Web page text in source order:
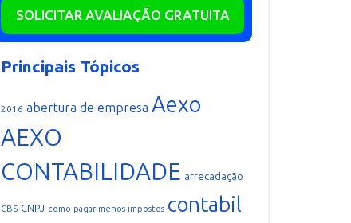
SOLICITAR AVALIAÇÃO GRATUITA
Principais Tópicos
2016 abertura de empresa Aexo
AEXO
CONTABILIDADE arrecadação
CBS CNPJ como pagar menos impostos contabil